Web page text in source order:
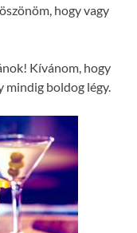
hogy vagy
Kívánom, hogy
mindig boldog légy.